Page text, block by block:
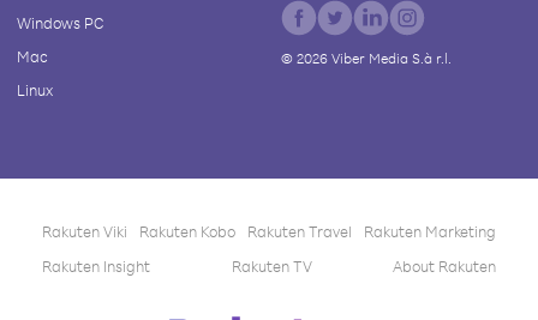
Windows PC
Mac
Linux
© 2026Viber Media S.à r.l.
Rakuten Viki Rakuten Kobo Rakuten Travel
Rakuten Marketing
Rakuten Insight
Rakuten TV About Rakuten